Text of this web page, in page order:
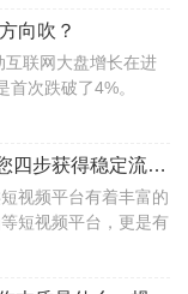
与传播不断呈现丰富
”逐渐成为一种新风
向吹？
互联网大盘增长在进
次跌破了4%。
短视频营销该怎么做？教您四步获得稳定流量涨粉
视频平台有着丰富的
短视频平台，更是有
些平台来吸粉张流